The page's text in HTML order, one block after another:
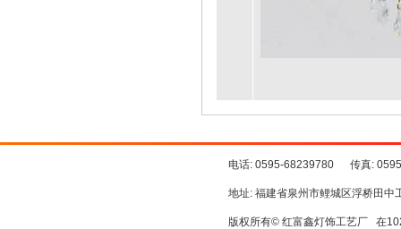
电话: 0595-68239780 传真:
地址: 福建省泉州市鲤城区浮桥田中
版权所有© 红富鑫灯饰工艺厂 在